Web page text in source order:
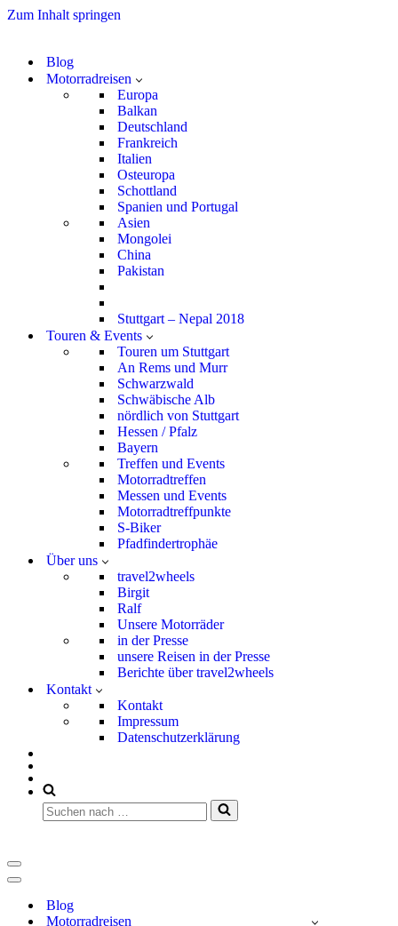
Zum Inhalt springen
Blog
Motorradreisen
Europa
Balkan
Deutschland
Frankreich
Italien
Osteuropa
Schottland
Spanien und Portugal
Asien
Mongolei
China
Pakistan
Stuttgart – Nepal 2018
Touren & Events
Touren um Stuttgart
An Rems und Murr
Schwarzwald
Schwäbische Alb
nördlich von Stuttgart
Hessen / Pfalz
Bayern
Treffen und Events
Motorradtreffen
Messen und Events
Motorradtreffpunkte
S-Biker
Pfadfindertrophäe
Über uns
travel2wheels
Birgit
Ralf
Unsere Motorräder
in der Presse
unsere Reisen in der Presse
Berichte über travel2wheels
Kontakt
Kontakt
Impressum
Datenschutzerklärung
Suchen
nach …
Navigationsmenü
Navigationsmenü
Blog
Motorradreisen